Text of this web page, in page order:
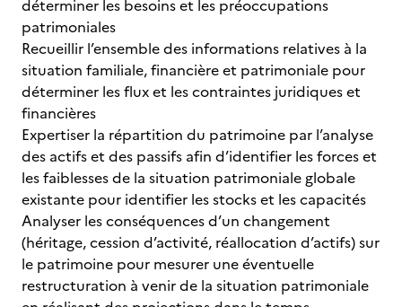
déterminer les besoins et les préoccupations
patrimoniales
Recueillir l’ensemble des informations relatives à la
situation familiale, financière et patrimoniale pour
déterminer les flux et les contraintes juridiques et
financières
Expertiser la répartition du patrimoine par l’analyse
des actifs et des passifs afin d’identifier les forces et
les faiblesses de la situation patrimoniale globale
existante pour identifier les stocks et les capacités
Analyser les conséquences d’un changement
(héritage, cession d’activité, réallocation d’actifs) sur
le patrimoine pour mesurer une éventuelle
restructuration à venir de la situation patrimoniale